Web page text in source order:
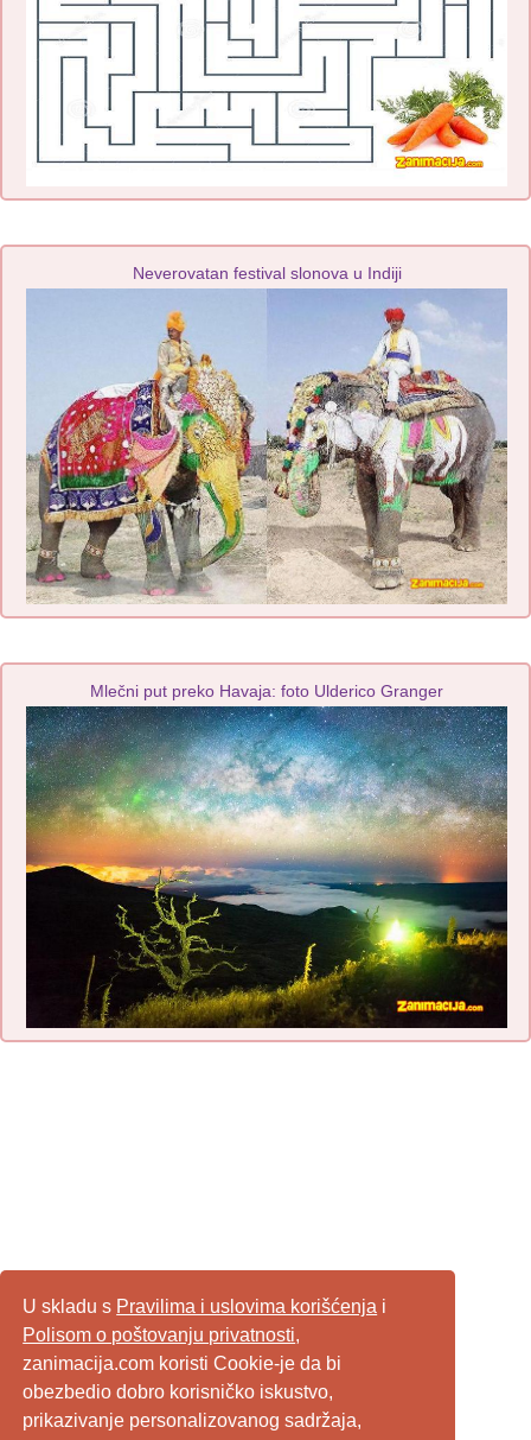
U skladu s Pravilima i uslovima korišćenja i
Polisom o poštovanju privatnosti,
zanimacija.com koristi Cookie-je da bi
obezbedio dobro korisničko iskustvo,
prikazivanje personalizovanog sadržaja,
Neverovatan festival slonova u Indiji
Mlečni put preko Havaja: foto Ulderico Granger